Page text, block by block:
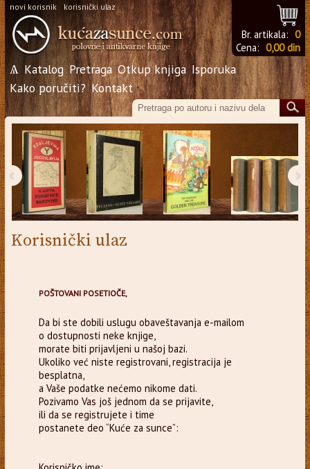
novi korisnik korisnički ulaz
Br. artikala: 0
Cena: 0,00 din
Ѧ Katalog Pretraga Otkup knjiga Isporuka
Kako poručiti? Kontakt
‹ ›
Korisnički ulaz
POŠTOVANI POSETIOČE,
Da bi ste dobili uslugu obaveštavanja e-mailom
o dostupnosti neke knjige,
morate biti prijavljeni u našoj bazi.
Ukoliko već niste registrovani, registracija je
besplatna,
a Vaše podatke nećemo nikome dati.
Pozivamo Vas još jednom da se prijavite,
ili da se registrujete i time
postanete deo “Kuće za sunce”: